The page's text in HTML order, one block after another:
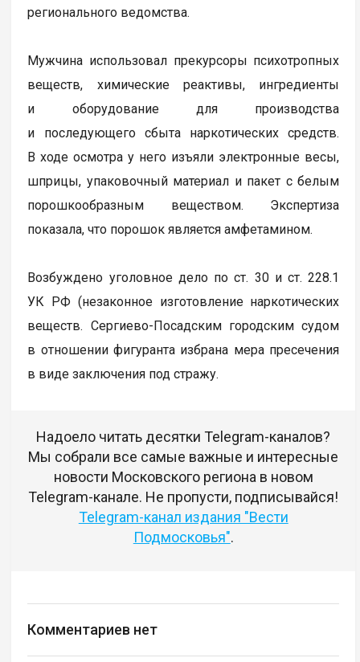
регионального ведомства.
Мужчина использовал прекурсоры психотропных
веществ, химические реактивы, ингредиенты
и оборудование для производства
и последующего сбыта наркотических средств.
В ходе осмотра у него изъяли электронные весы,
шприцы, упаковочный материал и пакет с белым
порошкообразным веществом. Экспертиза
показала, что порошок является амфетамином.
Возбуждено уголовное дело по ст. 30 и ст. 228.1
УК РФ (незаконное изготовление наркотических
веществ. Сергиево-Посадским городским судом
в отношении фигуранта избрана мера пресечения
в виде заключения под стражу.
Надоело читать десятки Telegram-каналов?
Мы собрали все самые важные и интересные
новости Московского региона в новом
Telegram-канале. Не пропусти, подписывайся!
Telegram-канал издания "Вести
Подмосковья".
Комментариев нет